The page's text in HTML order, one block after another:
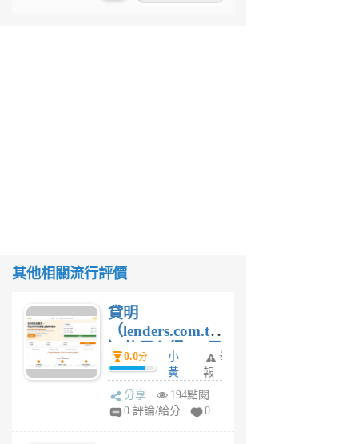
其他相關流行評價
貸明
（lenders.com.tw
）使用心得 — 民
間貸款比較平台
體驗
0.0分
小
黃
蜂
1
舉
報
分享
194點閱
0 評論/給分
0